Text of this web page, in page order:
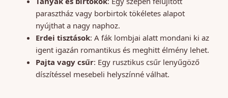
parasztház vagy borbirtok tökéletes alapot
nyújthat a nagy naphoz.
Erdei tisztások: A fák lombjai alatt mondani ki az
igent igazán romantikus és meghitt élmény lehet.
Pajta vagy csűr: Egy rusztikus csűr lenyűgöző
díszítéssel mesebeli helyszínné válhat.